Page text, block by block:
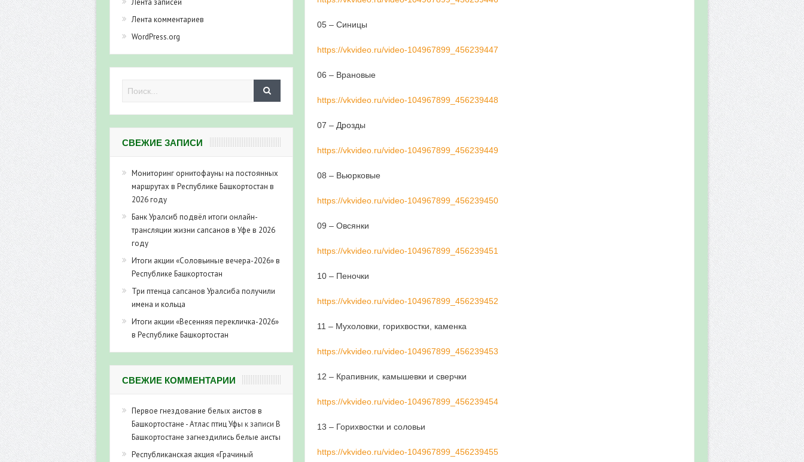
05 – Синицы
https://vkvideo.ru/video-104967899_456239447
06 – Врановые
https://vkvideo.ru/video-104967899_456239448
07 – Дрозды
https://vkvideo.ru/video-104967899_456239449
08 – Вьюрковые
https://vkvideo.ru/video-104967899_456239450
09 – Овсянки
https://vkvideo.ru/video-104967899_456239451
10 – Пеночки
https://vkvideo.ru/video-104967899_456239452
11 – Мухоловки, горихвостки, каменка
https://vkvideo.ru/video-104967899_456239453
12 – Крапивник, камышевки и сверчки
https://vkvideo.ru/video-104967899_456239454
13 – Горихвостки и соловьи
https://vkvideo.ru/video-104967899_456239455
Лента записей
Лента комментариев
WordPress.org
СВЕЖИЕ ЗАПИСИ
Мониторинг орнитофауны на постоянных
маршрутах в Республике Башкортостан в
2026 году
Банк Уралсиб подвёл итоги онлайн-
трансляции жизни сапсанов в Уфе в 2026
году
Итоги акции «Соловьиные вечера-2026» в
Республике Башкортостан
Три птенца сапсанов Уралсиба получили
имена и кольца
Итоги акции «Весенняя перекличка-2026»
в Республике Башкортостан
СВЕЖИЕ КОММЕНТАРИИ
Первое гнездование белых аистов в
Башкортостане - Атлас птиц Уфы к записи В
Башкортостане загнездились белые аисты
Республиканская акция «Грачиный